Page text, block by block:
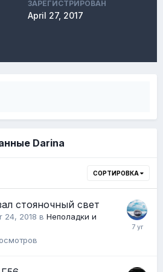
ЗАРЕГИСТРИРОВАН
April 27, 2017
Darina
СОРТИРОВКА
стояночный свет
24, 2018 в Неполадки и